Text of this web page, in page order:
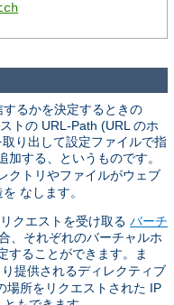
るかを決定するときの
トの URL-Path (URL のホ
り出して設定ファイルで指
加する、というものです。
クトリやファイルがウェブ
なします。
クエストを受け取る バーチ
、それぞれのバーチャルホ
することができます。ま
提供されるディレクティブ
場所をリクエストされた IP